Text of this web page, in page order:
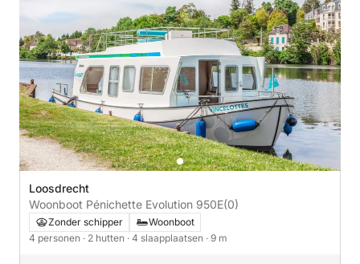
Loosdrecht
Woonboot Pénichette Evolution 950E(0)
Zonder schipper
Woonboot
4 personen · 2 hutten · 4 slaapplaatsen · 9 m